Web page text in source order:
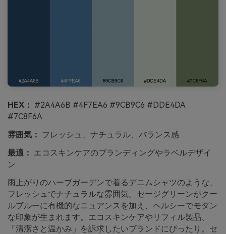
HEX： #2A4A6B #4F7EA6 #9CB9C6 #DDE4DA
#7C8F6A
雰囲気：
フレッシュ、ナチュラル、バランス感
最適： エコスキンケアのブランディングやラベルデザイ
ン
雨上がりのハーブガーデンで着るデニムシャツのような、
フレッシュでナチュラルな雰囲気。セージグリーンがクー
ルブルーに有機的なニュアンスを加え、ヘルシーでモダン
な印象が生まれます。エコスキンケアやリフィル製品、
「清潔さと温かみ」を訴求したいブランドにぴったり。セ